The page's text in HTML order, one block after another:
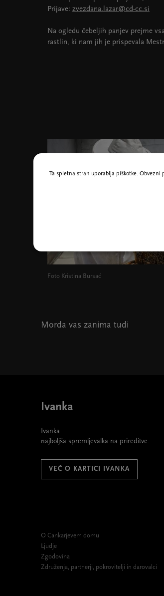
Prijave: zvezdana.lazar@cd-cc.si
Na ogledu čebeljih panjev prejme
rastlin, ki nam jih je prispevala
Foto Kristina Bursać
Morda vas zanima tudi
Ivanka
Ivanka
najboljša spremljevalka na prireditve.
VEČ O KARTICI IVANKA
O Cankarjevem domu
Ljudje
Zgodovina
Združenja, partnerji, pokrovitelji in darovalci
Ta spletna stran uporablja piškotke. Obvezni